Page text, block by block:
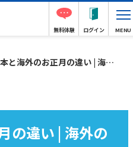
無料体験 ログイン MENU
と海外のお正月の違い | 海外の文化を学ぼう
の違い | 海外の